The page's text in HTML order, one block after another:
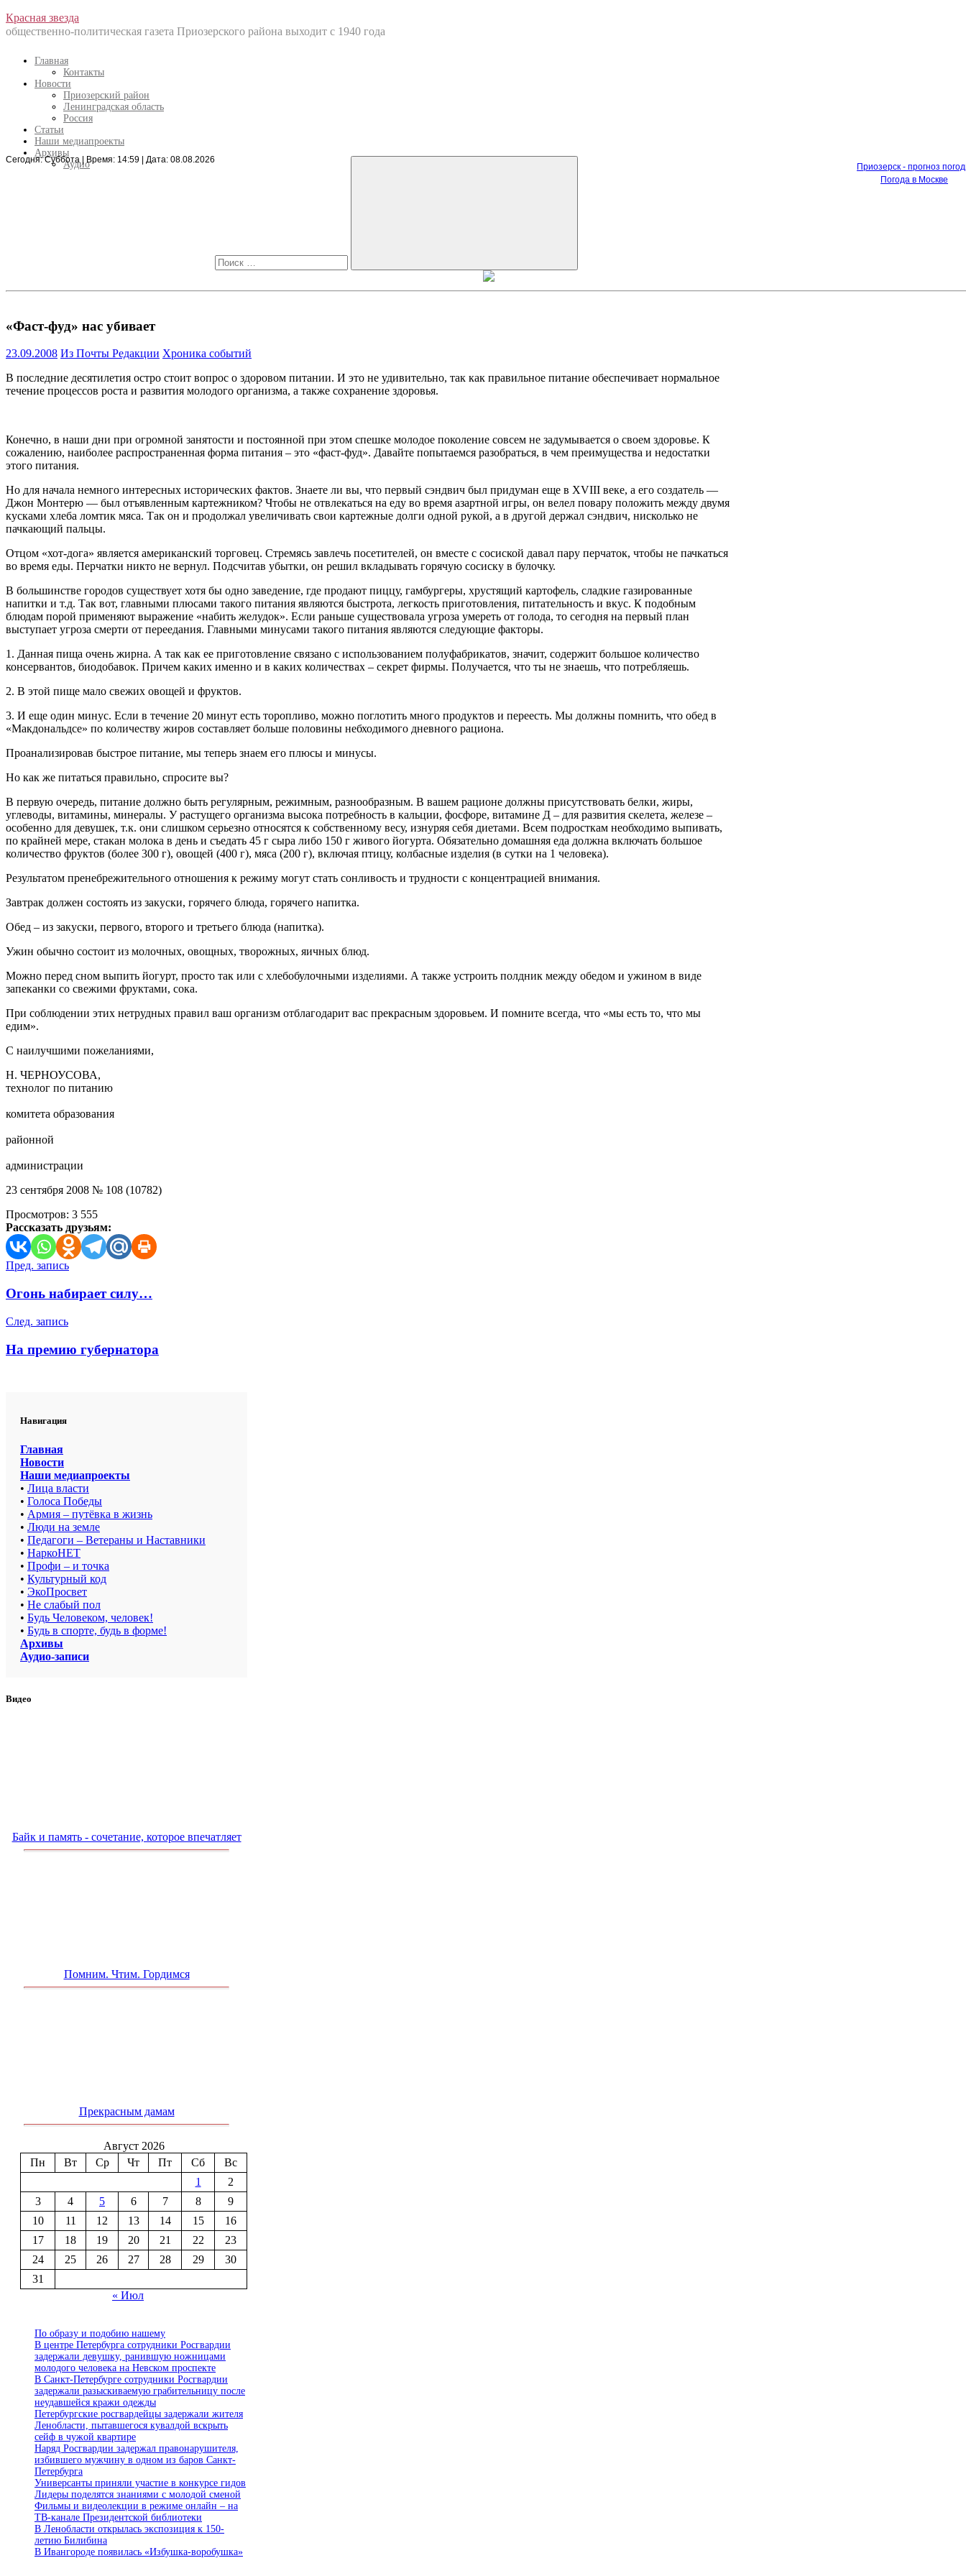
Перейти
к
Красная звезда
общественно-политическая газета Приозерского района выходит с 1940 года
Главная
Контакты
Новости
Приозерский район
Ленинградская область
Россия
Статьи
Наши медиапроекты
Архивы
Аудио
Сегодня: Суббота | Время: 14:59 | Дата: 08.08.2026
Приозерск - прогноз
Погода в Москве
Искать
«Фаст-фуд» нас убивает
23.09.2008 Из Почты Редакции Хроника событий
В последние десятилетия остро стоит вопрос о здоровом питании. И это не удивительно, так как правильное питание обеспечивает нормальное
течение процессов роста и развития молодого организма, а также сохранение здоровья.
Конечно, в наши дни при огромной занятости и постоянной при этом спешке молодое поколение совсем не задумывается о своем здоровье. К
сожалению, наиболее распространенная форма питания – это «фаст-фуд». Давайте попытаемся разобраться, в чем преимущества и недостатки
этого питания.
Но для начала немного интересных исторических фактов. Знаете ли вы, что первый сэндвич был придуман еще в XVIII веке, а его создатель —
Джон Монтерю — был отъявленным картежником? Чтобы не отвлекаться на еду во время азартной игры, он велел повару положить между двумя
кусками хлеба ломтик мяса. Так он и продолжал увеличивать свои картежные долги одной рукой, а в другой держал сэндвич, нисколько не
пачкающий пальцы.
Отцом «хот-дога» является американский торговец. Стремясь завлечь посетителей, он вместе с сосиской давал пару перчаток, чтобы не пачкаться
во время еды. Перчатки никто не вернул. Подсчитав убытки, он решил вкладывать горячую сосиску в булочку.
В большинстве городов существует хотя бы одно заведение, где продают пиццу, гамбургеры, хрустящий картофель, сладкие газированные
напитки и т.д. Так вот, главными плюсами такого питания являются быстрота, легкость приготовления, питательность и вкус. К подобным
блюдам порой применяют выражение «набить желудок». Если раньше существовала угроза умереть от голода, то сегодня на первый план
выступает угроза смерти от переедания. Главными минусами такого питания являются следующие факторы.
1. Данная пища очень жирна. А так как ее приготовление связано с использованием полуфабрикатов, значит, содержит большое количество
консервантов, биодобавок. Причем каких именно и в каких количествах – секрет фирмы. Получается, что ты не знаешь, что потребляешь.
2. В этой пище мало свежих овощей и фруктов.
3. И еще один минус. Если в течение 20 минут есть торопливо, можно поглотить много продуктов и переесть. Мы должны помнить, что обед в
«Макдональдсе» по количеству жиров составляет больше половины небходимого дневного рациона.
Проанализировав быстрое питание, мы теперь знаем его плюсы и минусы.
Но как же питаться правильно, спросите вы?
В первую очередь, питание должно быть регулярным, режимным, разнообразным. В вашем рационе должны присутствовать белки, жиры,
углеводы, витамины, минералы. У растущего организма высока потребность в кальции, фосфоре, витамине Д – для развития скелета, железе –
особенно для девушек, т.к. они слишком серьезно относятся к собственному весу, изнуряя себя диетами. Всем подросткам необходимо выпивать,
по крайней мере, стакан молока в день и съедать 45 г сыра либо 150 г живого йогурта. Обязательно домашняя еда должна включать большое
количество фруктов (более 300 г), овощей (400 г), мяса (200 г), включая птицу, колбасные изделия (в сутки на 1 человека).
Результатом пренебрежительного отношения к режиму могут стать сонливость и трудности с концентрацией внимания.
Завтрак должен состоять из закуски, горячего блюда, горячего напитка.
Обед – из закуски, первого, второго и третьего блюда (напитка).
Ужин обычно состоит из молочных, овощных, творожных, яичных блюд.
Можно перед сном выпить йогурт, просто так или с хлебобулочными изделиями. А также устроить полдник между обедом и ужином в виде
запеканки со свежими фруктами, сока.
При соблюдении этих нетрудных правил ваш организм отблагодарит вас прекрасным здоровьем. И помните всегда, что «мы есть то, что мы
едим».
С наилучшими пожеланиями,
Н. ЧЕРНОУСОВА,
технолог по питанию
комитета образования
районной
администрации
23 сентября 2008 № 108 (10782)
Просмотров: 3 555
Рассказать друзьям:
Навигация
по
Пред. запись
Огонь набирает силу…
След. запись
На премию губернатора
Навигация
Главная
Новости
Наши медиапроекты
• Лица власти
• Голоса Победы
• Армия – путёвка в жизнь
• Люди на земле
• Педагоги – Ветераны и Наставники
• НаркоНЕТ
• Профи – и точка
• Культурный код
• ЭкоПросвет
• Не слабый пол
• Будь Человеком, человек!
• Будь в спорте, будь в форме!
Архивы
Аудио-записи
Видео
Байк и память - сочетание, которое впечатляет
Помним. Чтим. Гордимся
Прекрасным дамам
Август 2026
Пн
Вт Ср Чт Пт Сб
Вс
1
2
3
4 5 6 7 8
9
10
11 12 13 14 15
16
17
18 19 20 21 22
23
24
25 26 27 28 29
30
31
« Июл
По образу и подобию нашему
В центре Петербурга сотрудники Росгвардии
задержали девушку, ранившую ножницами
молодого человека на Невском проспекте
В Санкт-Петербурге сотрудники Росгвардии
задержали разыскиваемую грабительницу после
неудавшейся кражи одежды
Петербургские росгвардейцы задержали жителя
Ленобласти, пытавшегося кувалдой вскрыть
сейф в чужой квартире
Наряд Росгвардии задержал правонарушителя,
избившего мужчину в одном из баров Санкт-
Петербурга
Универсанты приняли участие в конкурсе гидов
Лидеры поделятся знаниями с молодой сменой
Фильмы и видеолекции в режиме онлайн – на
ТВ-канале Президентской библиотеки
В Ленобласти открылась экспозиция к 150-
летию Билибина
В Ивангороде появилась «Избушка-воробушка»